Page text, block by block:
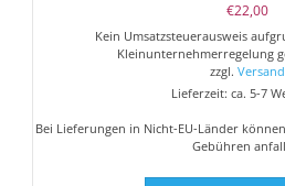
€22,00
Kein Umsatzsteuerausweis
Kleinunternehmerregelung
zzgl. Versand
Lieferzeit: ca. 5-7
Bei Lieferungen in Nicht-EU-Länder
Gebühren